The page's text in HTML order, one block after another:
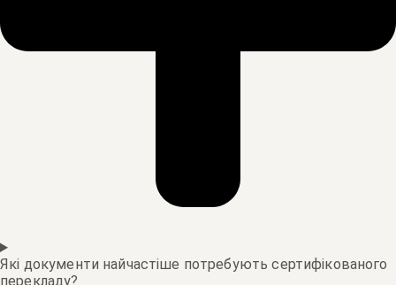
Які документи найчастіше потребують сертифікованого
перекладу?